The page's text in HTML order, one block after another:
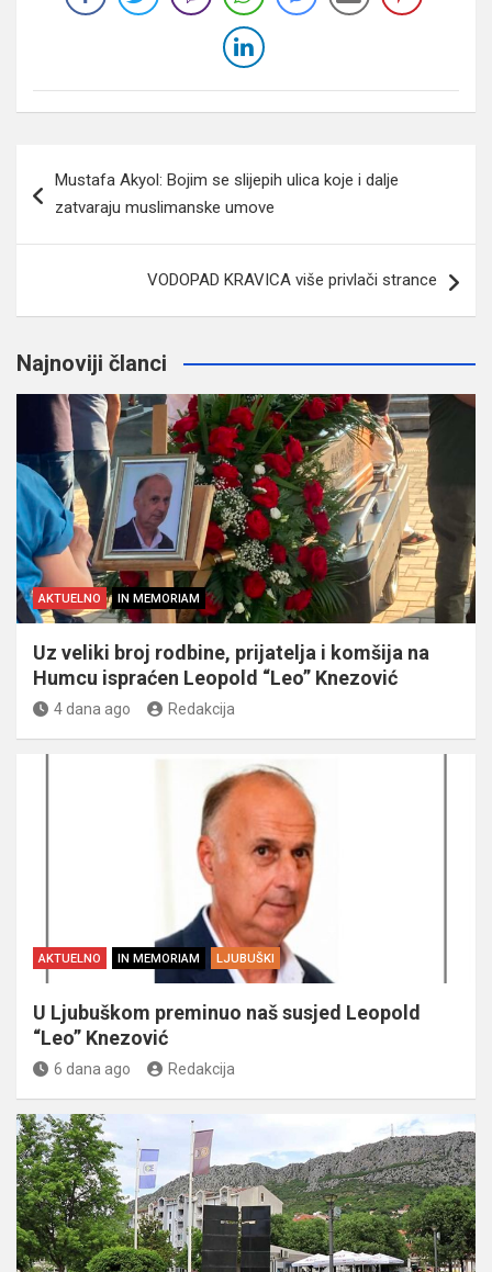
članaka
Mustafa Akyol: Bojim se slijepih ulica koje i dalje
zatvaraju muslimanske umove
VODOPAD KRAVICA više privlači strance
Najnoviji članci
AKTUELNO IN MEMORIAM
Uz veliki broj rodbine, prijatelja i komšija na
Humcu ispraćen Leopold “Leo” Knezović
4 dana ago Redakcija
AKTUELNO IN MEMORIAM LJUBUŠKI
U Ljubuškom preminuo naš susjed Leopold
“Leo” Knezović
6 dana ago Redakcija